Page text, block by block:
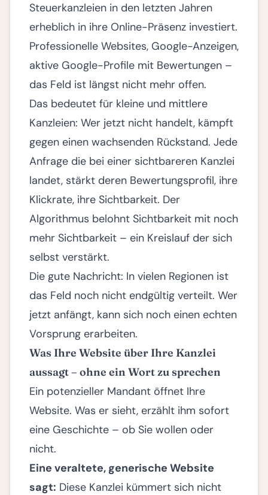
Steuerkanzleien in den letzten Jahren
erheblich in ihre Online-Präsenz investiert.
Professionelle Websites, Google-Anzeigen,
aktive Google-Profile mit Bewertungen –
das Feld ist längst nicht mehr offen.
Das bedeutet für kleine und mittlere
Kanzleien: Wer jetzt nicht handelt, kämpft
gegen einen wachsenden Rückstand. Jede
Anfrage die bei einer sichtbareren Kanzlei
landet, stärkt deren Bewertungsprofil, ihre
Klickrate, ihre Sichtbarkeit. Der
Algorithmus belohnt Sichtbarkeit mit noch
mehr Sichtbarkeit – ein Kreislauf der sich
selbst verstärkt.
Die gute Nachricht: In vielen Regionen ist
das Feld noch nicht endgültig verteilt. Wer
jetzt anfängt, kann sich noch einen echten
Vorsprung erarbeiten.
Was Ihre Website über Ihre Kanzlei
aussagt – ohne ein Wort zu sprechen
Ein potenzieller Mandant öffnet Ihre
Website. Was er sieht, erzählt ihm sofort
eine Geschichte – ob Sie wollen oder
nicht.
Eine veraltete, generische Website
sagt: Diese Kanzlei kümmert sich nicht